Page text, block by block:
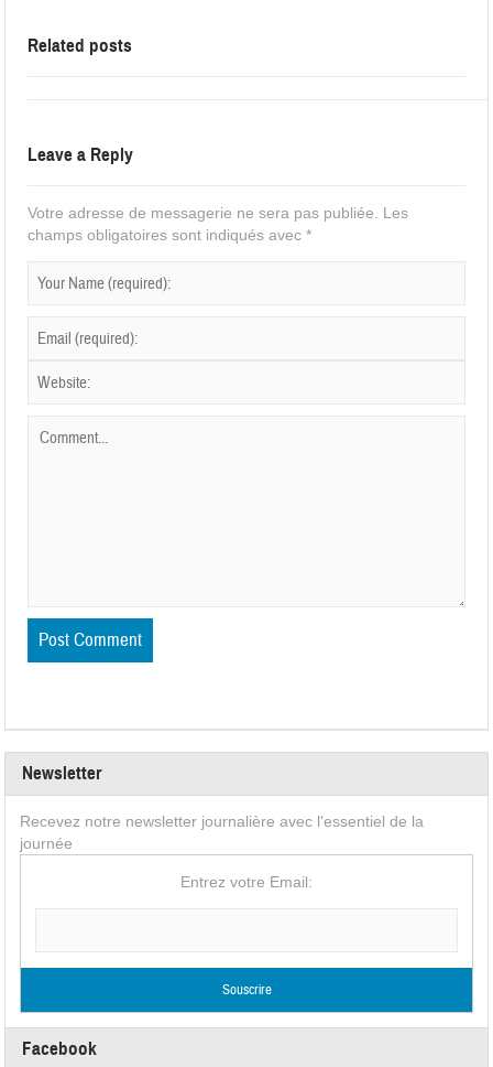
Related posts
Leave a Reply
Votre adresse de messagerie ne sera pas publiée.
Les
champs obligatoires sont indiqués avec*
Newsletter
Recevez notre newsletter journalière avec l'essentiel de la
journée
Entrez votre Email:
Facebook